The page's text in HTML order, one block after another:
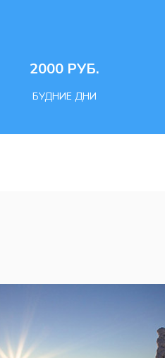
2000 РУБ.
БУДНИЕ ДНИ